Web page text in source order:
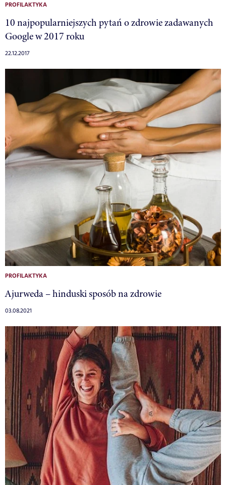
PROFILAKTYKA
10 najpopularniejszych pytań o zdrowie zadawanych
Google w 2017 roku
22.12.2017
PROFILAKTYKA
Ajurweda – hinduski sposób na zdrowie
03.08.2021